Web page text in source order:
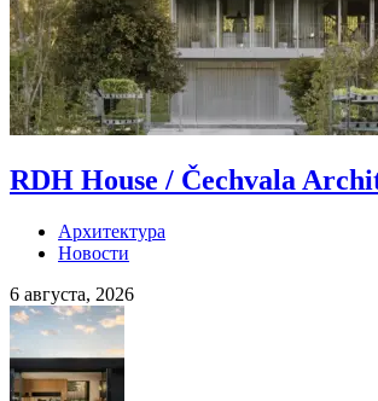
RDH House / Čechvala
Архитектура
Новости
6 августа, 2026